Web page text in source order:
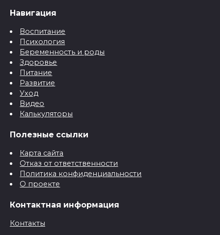
Навигация
Воспитание
Психология
Беременность и роды
Здоровье
Питание
Развитие
Уход
Видео
Калькуляторы
Полезные ссылки
Карта сайта
Отказ от ответственности
Политика конфиденциальности
О проекте
Контактная информация
Контакты